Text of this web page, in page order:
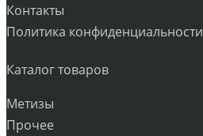
Контакты
Политика конфиденциальности
Каталог товаров
Метизы
Прочее